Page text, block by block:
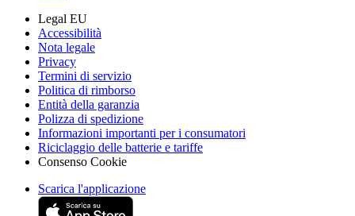
Legal EU
Accessibilità
Nota legale
Privacy
Termini di servizio
Politica di rimborso
Entità della garanzia
Polizza di spedizione
Informazioni importanti per i consumatori
Riciclaggio delle batterie e tariffe
Consenso Cookie
Scarica l'applicazione